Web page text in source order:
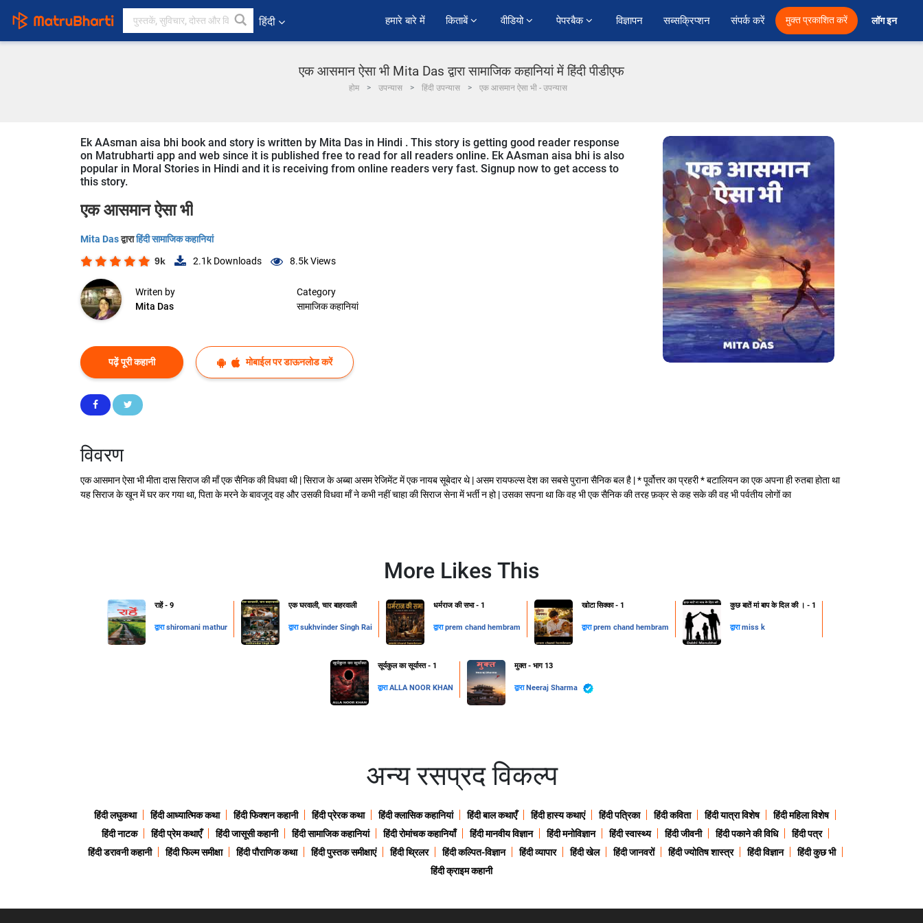
हिंदी हमारे बारे में किताबें वीडियो पेपरबैक विज्ञापन सब्सक्रिप्शन संपर्क करें मुक्त प्रकाशित करें लॉग इन
एक आसमान ऐसा भी Mita Das द्वारा सामाजिक कहानियां में हिंदी पीडीएफ
होम उपन्यास हिंदी उपन्यास एक आसमान ऐसा भी - उपन्यास
Ek AAsman aisa bhi book and story is written by Mita Das in Hindi . This story is getting good reader response
on Matrubharti app and web since it is published free to read for all readers online. Ek AAsman aisa bhi is also
popular in Moral Stories in Hindi and it is receiving from online readers very fast. Signup now to get access to
this story.
एक आसमान ऐसा भी
Mita Dasद्वाराहिंदी सामाजिक कहानियां
9k 2.1k Downloads 8.5kViews
Writen by
Mita Das
Category
सामाजिक कहानियां
पढ़ें पूरी कहानी मोबाईल पर डाऊनलोड करें
विवरण
एक आसमान ऐसा भी मीता दास सिराज की माँ एक सैनिक की विधवा थी | सिराज के अब्बा असम रेजिमेंट में एक नायब सूबेदार थे | असम रायफल्स देश का सबसे पुराना सैनिक बल है | * पूर्वोत्तर का प्रहरी * बटालियन का एक अपना ही रुतबा होता था
यह सिराज के खून में घर कर गया था, पिता के मरने के बावजूद वह और उसकी विधवा माँ ने कभी नहीं चाहा की सिराज सेना में भर्ती न हो | उसका सपना था कि वह भी एक सैनिक की तरह फ़क्र से कह सके की वह भी पर्वतीय लोगों का
More Likes This
राहें - 9
द्वाराshiromani mathur
एक घरवाली, चार बाहरवाली
द्वाराsukhvinder Singh Rai
धर्मराज की सभा - 1
द्वाराprem chand hembram
खोटा सिक्का - 1
द्वाराprem chand hembram
कुछ बातें मां बाप के दिल की । - 1
द्वाराmiss k
सूर्यकुल का सूर्यास्त - 1
द्वाराALLA NOOR KHAN
मुक्त - भाग 13
द्वारा Neeraj Sharma
अन्य रसप्रद विकल्प
हिंदी लघुकथा हिंदी आध्यात्मिक कथा हिंदी फिक्शन कहानी हिंदी प्रेरक कथा हिंदी क्लासिक कहानियां हिंदी बाल कथाएँ हिंदी हास्य कथाएं हिंदी पत्रिका हिंदी कविता हिंदी यात्रा विशेष
हिंदी महिला विशेष
हिंदी नाटक
हिंदी प्रेम कथाएँ हिंदी जासूसी कहानी हिंदी सामाजिक कहानियां हिंदी रोमांचक कहानियाँ हिंदी मानवीय विज्ञान हिंदी मनोविज्ञान हिंदी स्वास्थ्य हिंदी जीवनी हिंदी पकाने की विधि
हिंदी पत्र
हिंदी डरावनी कहानी
हिंदी फिल्म समीक्षा हिंदी पौराणिक कथा हिंदी पुस्तक समीक्षाएं हिंदी थ्रिलर हिंदी कल्पित-विज्ञान हिंदी व्यापार हिंदी खेल हिंदी जानवरों हिंदी ज्योतिष शास्त्र हिंदी विज्ञान
हिंदी कुछ भी
हिंदी क्राइम कहानी